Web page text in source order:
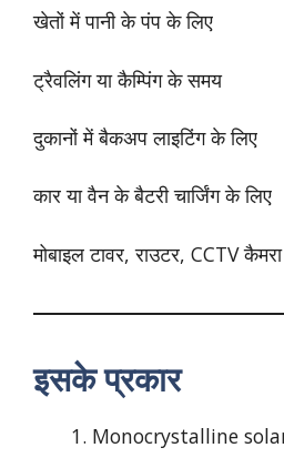
खेतों में पानी के पंप के लिए
ट्रैवलिंग या कैम्पिंग के समय
दुकानों में बैकअप लाइटिंग के लिए
कार या वैन के बैटरी चार्जिंग के लिए
मोबाइल टावर, राउटर, CCTV
इसके प्रकार
Monocrystalline